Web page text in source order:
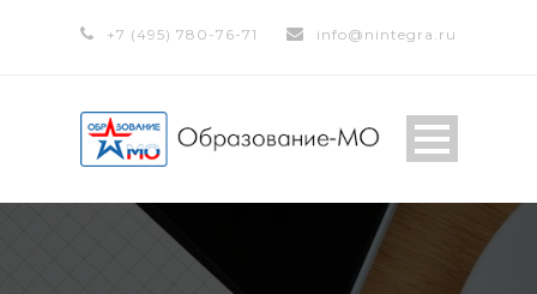
+7 (495) 780-76-71 info@nintegra.ru